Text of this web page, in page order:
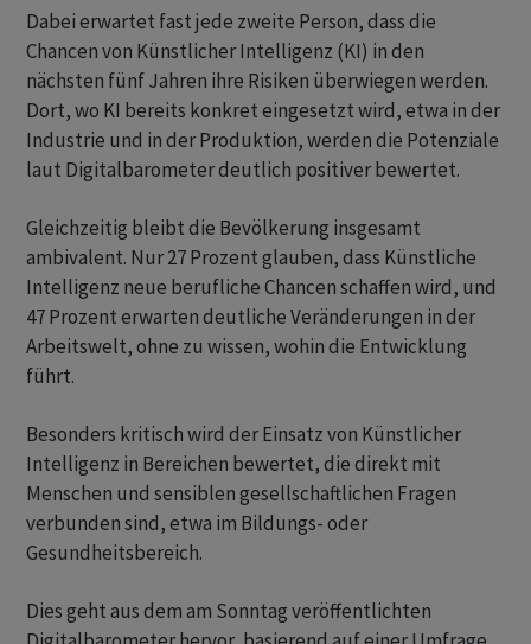
Dabei erwartet fast jede zweite Person, dass die
Chancen von Künstlicher Intelligenz (KI) in den
nächsten fünf Jahren ihre Risiken überwiegen werden.
Dort, wo KI bereits konkret eingesetzt wird, etwa in der
Industrie und in der Produktion, werden die Potenziale
laut Digitalbarometer deutlich positiver bewertet.
Gleichzeitig bleibt die Bevölkerung insgesamt
ambivalent. Nur 27 Prozent glauben, dass Künstliche
Intelligenz neue berufliche Chancen schaffen wird, und
47 Prozent erwarten deutliche Veränderungen in der
Arbeitswelt, ohne zu wissen, wohin die Entwicklung
führt.
Besonders kritisch wird der Einsatz von Künstlicher
Intelligenz in Bereichen bewertet, die direkt mit
Menschen und sensiblen gesellschaftlichen Fragen
verbunden sind, etwa im Bildungs- oder
Gesundheitsbereich.
Dies geht aus dem am Sonntag veröffentlichten